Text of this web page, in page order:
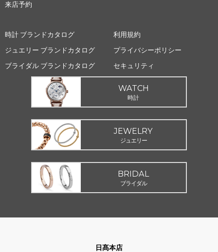
来店予約
時計 ブランドカタログ
ジュエリー ブランドカタログ
ブライダル ブランドカタログ
利用規約
プライバシーポリシー
セキュリティ
WATCH
時計
JEWELRY
ジュエリー
BRIDAL
ブライダル
日髙本店